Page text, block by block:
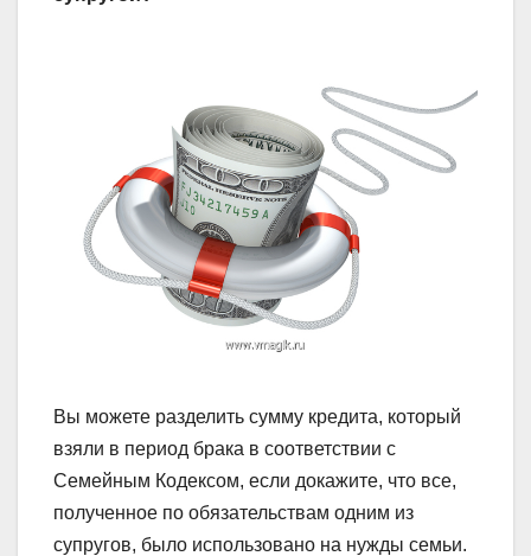
Вы можете разделить сумму кредита, который
взяли в период брака в соответствии с
Семейным Кодексом, если докажите, что все,
полученное по обязательствам одним из
супругов, было использовано на нужды семьи.